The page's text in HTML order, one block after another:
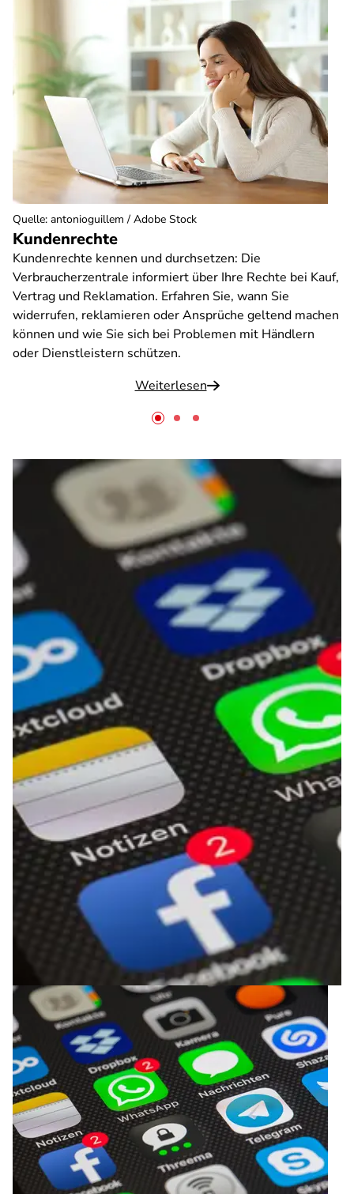
Kundenrechte
Kundenrechte kennen und durchsetzen: Die
Verbraucherzentrale informiert über Ihre Rechte bei Kauf,
Vertrag und Reklamation. Erfahren Sie, wann Sie
widerrufen, reklamieren oder Ansprüche geltend machen
können und wie Sie sich bei Problemen mit Händlern
oder Dienstleistern schützen.
Weiterlesen
Quelle: antonioguillem / Adobe Stock